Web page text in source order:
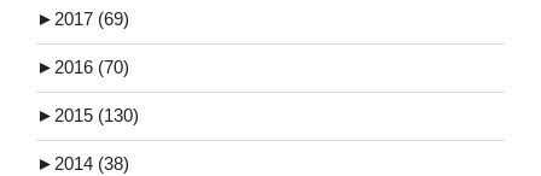
► 2017 (69)
► 2016 (70)
► 2015 (130)
► 2014 (38)